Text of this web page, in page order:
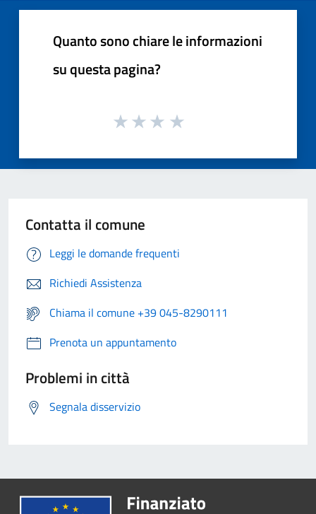
Quanto sono chiare le informazioni
su questa pagina?
Contatta il comune
Leggi le domande frequenti
Richiedi Assistenza
Chiama il comune +39 045-8290111
Prenota un appuntamento
Problemi in città
Segnala disservizio